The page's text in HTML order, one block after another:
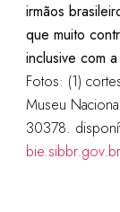
irmãos
que muito
inclusive com
Fotos: (1)
Museu
30378.